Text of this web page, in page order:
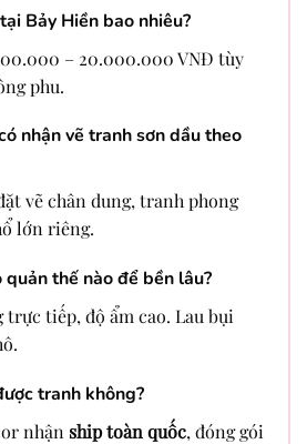
Bảy Hiền bao nhiêu?
– 20.000.000 VNĐ tùy
phu.
nhận vẽ tranh sơn dầu theo
vẽ chân dung, tranh phong
lớn riêng.
thế nào để bền lâu?
trực tiếp, độ ẩm cao. Lau bụi
tranh không?
nhận ship toàn quốc, đóng gói